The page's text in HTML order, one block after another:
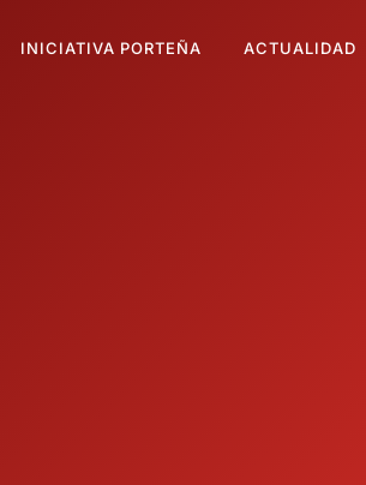
INICIATIVA PORTEÑA ACTUALIDAD